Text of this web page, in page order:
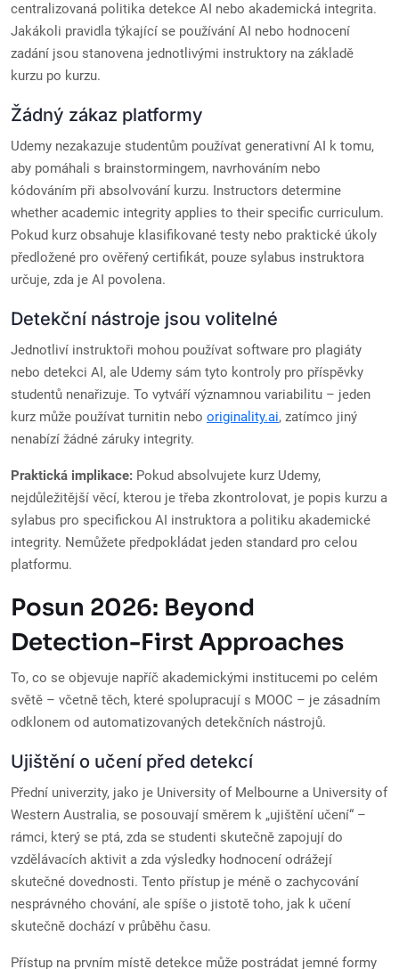
centralizovaná politika detekce AI nebo akademická integrita.
Jakákoli pravidla týkající se používání AI nebo hodnocení
zadání jsou stanovena jednotlivými instruktory na základě
kurzu po kurzu.
Žádný zákaz platformy
Udemy nezakazuje studentům používat generativní AI k tomu,
aby pomáhali s brainstormingem, navrhováním nebo
kódováním při absolvování kurzu. Instructors determine
whether academic integrity applies to their specific curriculum.
Pokud kurz obsahuje klasifikované testy nebo praktické úkoly
předložené pro ověřený certifikát, pouze sylabus instruktora
určuje, zda je AI povolena.
Detekční nástroje jsou volitelné
Jednotliví instruktoři mohou používat software pro plagiáty
nebo detekci AI, ale Udemy sám tyto kontroly pro příspěvky
studentů nenařizuje. To vytváří významnou variabilitu – jeden
kurz může používat turnitin nebo originality.ai, zatímco jiný
nenabízí žádné záruky integrity.
Praktická implikace: Pokud absolvujete kurz Udemy,
nejdůležitější věcí, kterou je třeba zkontrolovat, je popis kurzu a
sylabus pro specifickou AI instruktora a politiku akademické
integrity. Nemůžete předpokládat jeden standard pro celou
platformu.
Posun 2026: Beyond
Detection-First Approaches
To, co se objevuje napříč akademickými institucemi po celém
světě – včetně těch, které spolupracují s MOOC – je zásadním
odklonem od automatizovaných detekčních nástrojů.
Ujištění o učení před detekcí
Přední univerzity, jako je University of Melbourne a University of
Western Australia, se posouvají směrem k „ujištění učení“ –
rámci, který se ptá, zda se studenti skutečně zapojují do
vzdělávacích aktivit a zda výsledky hodnocení odrážejí
skutečné dovednosti. Tento přístup je méně o zachycování
nesprávného chování, ale spíše o jistotě toho, jak k učení
skutečně dochází v průběhu času.
Přístup na prvním místě detekce může postrádat jemné formy